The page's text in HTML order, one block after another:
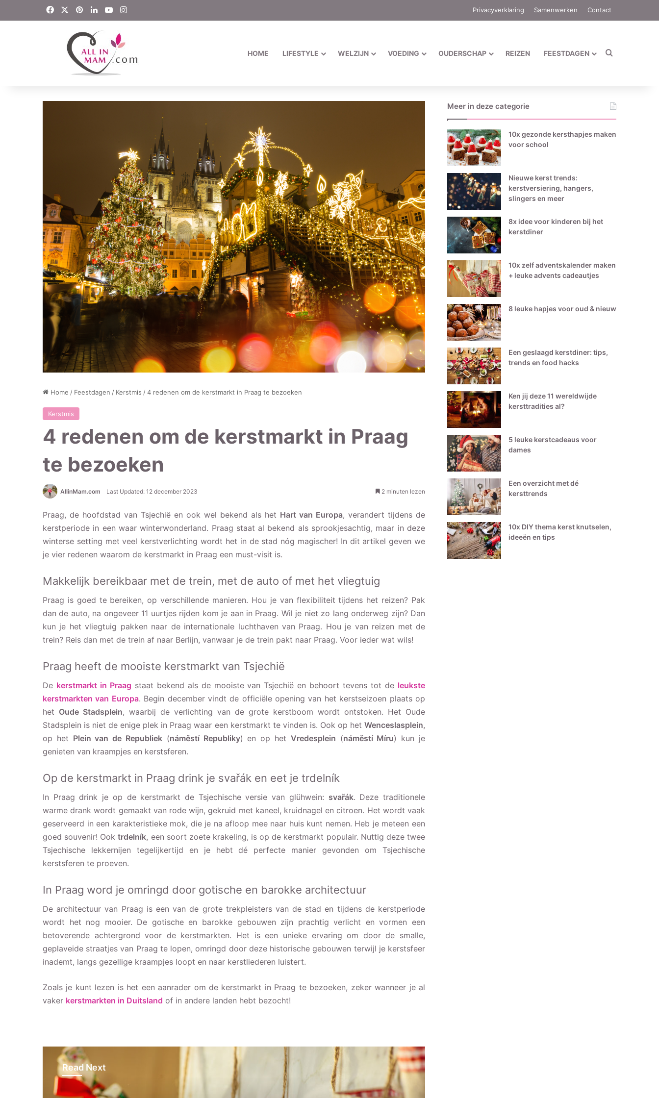
FacebookPinterestLinkedIn
YouTubeInstagram Privacyverklaring Samenwerken Contact
HOME LIFESTYLE WELZIJN VOEDING OUDERSCHAP REIZEN FEESTDAGEN Zoek naar
Home / Feestdagen / Kerstmis /4 redenen om de kerstmarkt in Praag te bezoeken
Kerstmis
4 redenen om de kerstmarkt in Praag
te bezoeken
AllinMam.com Last Updated: 12 december 2023 2 minuten lezen
Praag, de hoofdstad van Tsjechië en ook wel bekend als het Hart van Europa, verandert tijdens de
kerstperiode in een waar winterwonderland. Praag staat al bekend als sprookjesachtig, maar in deze
winterse setting met veel kerstverlichting wordt het in de stad nóg magischer! In dit artikel geven we
je vier redenen waarom de kerstmarkt in Praag een must-visit is.
Makkelijk bereikbaar met de trein, met de auto of met het vliegtuig
Praag is goed te bereiken, op verschillende manieren. Hou je van flexibiliteit tijdens het reizen? Pak
dan de auto, na ongeveer 11 uurtjes rijden kom je aan in Praag. Wil je niet zo lang onderweg zijn? Dan
kun je het vliegtuig pakken naar de internationale luchthaven van Praag. Hou je van reizen met de
trein? Reis dan met de trein af naar Berlijn, vanwaar je de trein pakt naar Praag. Voor ieder wat wils!
Praag heeft de mooiste kerstmarkt van Tsjechië
De kerstmarkt in Praag staat bekend als de mooiste van Tsjechië en behoort tevens tot de leukste
kerstmarkten van Europa. Begin december vindt de officiële opening van het kerstseizoen plaats op
het Oude Stadsplein, waarbij de verlichting van de grote kerstboom wordt ontstoken. Het Oude
Stadsplein is niet de enige plek in Praag waar een kerstmarkt te vinden is. Ook op het Wenceslasplein,
op het Plein van de Republiek (náměstí Republiky) en op het Vredesplein (náměstí Míru) kun je
genieten van kraampjes en kerstsferen.
Op de kerstmarkt in Praag drink je svařák en eet je trdelník
In Praag drink je op de kerstmarkt de Tsjechische versie van glühwein: svařák. Deze traditionele
warme drank wordt gemaakt van rode wijn, gekruid met kaneel, kruidnagel en citroen. Het wordt vaak
geserveerd in een karakteristieke mok, die je na afloop mee naar huis kunt nemen. Heb je meteen een
goed souvenir! Ooktrdelník, een soort zoete krakeling, is op de kerstmarkt populair. Nuttig deze twee
Tsjechische lekkernijen tegelijkertijd en je hebt dé perfecte manier gevonden om Tsjechische
kerstsferen te proeven.
In Praag word je omringd door gotische en barokke architectuur
De architectuur van Praag is een van de grote trekpleisters van de stad en tijdens de kerstperiode
wordt het nog mooier. De gotische en barokke gebouwen zijn prachtig verlicht en vormen een
betoverende achtergrond voor de kerstmarkten. Het is een unieke ervaring om door de smalle,
geplaveide straatjes van Praag te lopen, omringd door deze historische gebouwen terwijl je kerstsfeer
inademt, langs gezellige kraampjes loopt en naar kerstliederen luistert.
Zoals je kunt lezen is het een aanrader om de kerstmarkt in Praag te bezoeken, zeker wanneer je al
vaker kerstmarkten in Duitsland of in andere landen hebt bezocht!
Read Next
25x leuke kerstfilm op Netflix 2022
(voor kinderen en volwassenen)
Meer in deze categorie
10x gezonde kersthapjes maken
voor school
Nieuwe kerst trends:
kerstversiering, hangers,
slingers en meer
8x idee voor kinderen bij het
kerstdiner
10x zelf adventskalender maken
+ leuke advents cadeautjes
8 leuke hapjes voor oud & nieuw
Een geslaagd kerstdiner: tips,
trends en food hacks
Ken jij deze 11 wereldwijde
kersttradities al?
5 leuke kerstcadeaus voor
dames
Een overzicht met dé
kersttrends
10x DIY thema kerst knutselen,
ideeën en tips